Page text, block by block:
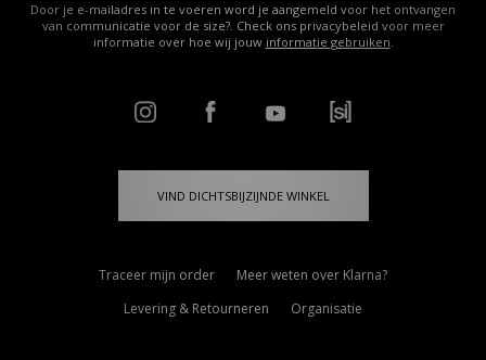
Door je e-mailadres in te voeren word je aangemeld voor het ontvangen
van communicatie voor de size?. Check ons privacybeleid voor meer
informatie over hoe wij jouw informatie gebruiken.
VIND DICHTSBIJZIJNDE WINKEL
Traceer mijn order
Meer weten over Klarna?
Levering & Retourneren
Organisatie